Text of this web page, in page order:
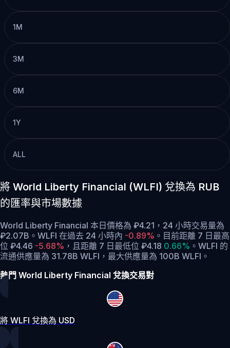
1M
3M
6M
1Y
ALL
將 World Liberty Financial (WLFI) 兌換為 RUB
的匯率與市場數據
World Liberty Financial 本日價格為 ₽4.21，24 小時交易量為
₽2.07B。WLFI 在過去 24 小時內 -0.89% 。 目前距離 7 日最高
位 ₽4.46 -5.68% ， 且距離 7 日最低位 ₽4.18 0.66% 。 WLFI 的
流通供應量為 31.78B WLFI，最大供應量為 100B WLFI。
熱門 World Liberty Financial 兌換交易對
將 WLFI 兌換為 USD